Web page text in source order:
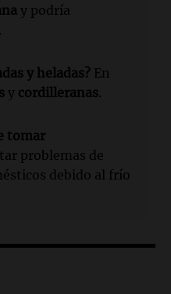
y podría
y heladas? En
y cordilleranas.
tomar
problemas de
debido al frío